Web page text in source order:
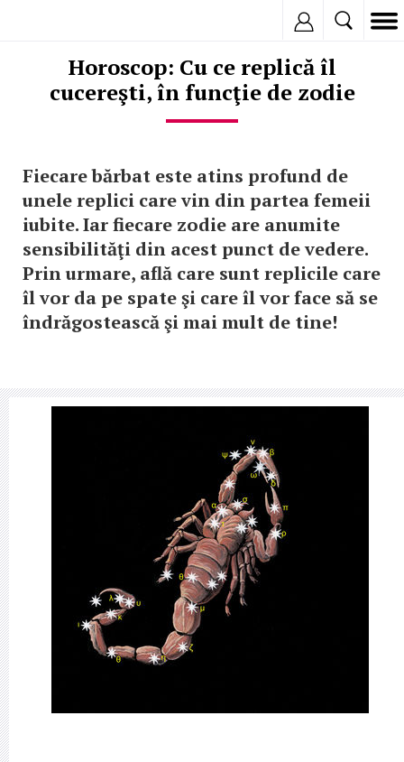
Horoscop: Cu ce replică îl
cucereşti, în funcţie de zodie
Fiecare bărbat este atins profund de
unele replici care vin din partea femeii
iubite. Iar fiecare zodie are anumite
sensibilităţi din acest punct de vedere.
Prin urmare, află care sunt replicile care
îl vor da pe spate şi care îl vor face să se
îndrăgostească şi mai mult de tine!